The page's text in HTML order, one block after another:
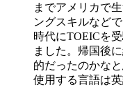
までアメリカで
ングスキルなど
時代にTOEICを
ました。帰国後
的だったのかな
使用する言語は